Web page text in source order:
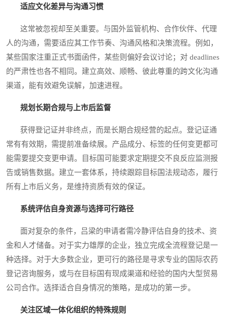
适应文化差异与沟通习惯
这常被忽视却至关重要。与国外监管机构、合作伙伴、代理
人的沟通，需要适应其工作节奏、沟通风格和决策流程。例如，
某些国家注重正式书面函件，某些则偏好会议讨论；对 deadlines
的严肃性也各不相同。建立高效、顺畅、彼此尊重的跨文化沟通
渠道，能有效避免误解，加速进程。
规划长期合规与上市后监督
获得登记证并非终点，而是长期合规经营的起点。登记证通
常有有效期，需提前准备续展。产品成分、标签的任何变更都可
能需要提交变更申请。目标国可能要求定期提交不良反应监测报
告或销售数据。建立一套体系，持续跟踪目标国法规动态，履行
所有上市后义务，是维持资质有效的保证。
系统评估自身资源与选择可行路径
面对复杂的条件，吕梁的申请者需冷静评估自身的技术、资
金和人才储备。对于实力雄厚的企业，独立完成全流程登记是一
种选择。对于大多数企业，更可行的路径是寻求专业的国际农药
登记咨询服务，或与在目标国有现成渠道和经验的国内大型贸易
公司合作。选择适合自身情况的策略，是成功的第一步。
关注区域一体化组织的特殊规则